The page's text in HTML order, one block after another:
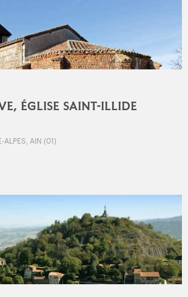
ÉGLISE SAINT-ILLIDE
ALPES, AIN (01)